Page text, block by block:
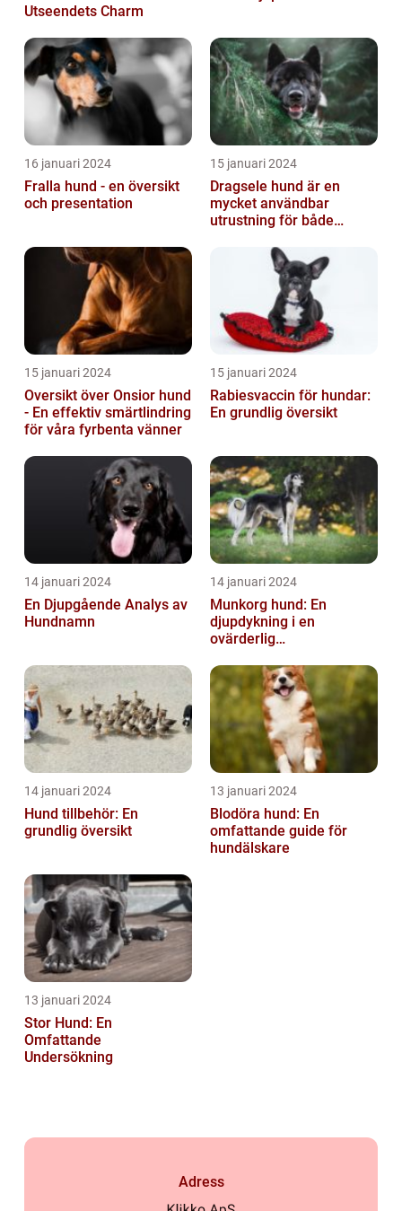
Utseendets Charm
16 januari 2024
Fralla hund - en översikt
och presentation
15 januari 2024
Dragsele hund är en
mycket användbar
utrustning för både
15 januari 2024
Oversikt över Onsior hund
- En effektiv smärtlindring
för våra fyrbenta vänner
15 januari 2024
Rabiesvaccin för hundar:
En grundlig översikt
14 januari 2024
En Djupgående Analys av
Hundnamn
14 januari 2024
Munkorg hund: En
djupdykning i en
ovärderlig
14 januari 2024
Hund tillbehör: En
grundlig översikt
13 januari 2024
Blodöra hund: En
omfattande guide för
hundälskare
13 januari 2024
Stor Hund: En
Omfattande
Undersökning
Adress